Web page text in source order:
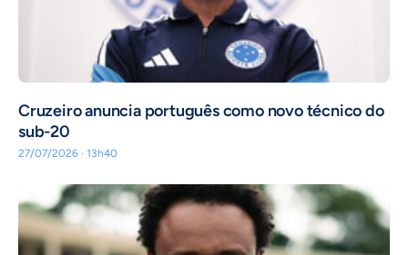
Cruzeiro anuncia português como novo técnico do
sub-20
27/07/2026 · 13h40